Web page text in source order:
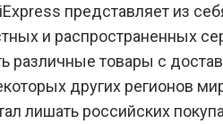
в бешенстве.
новые
условия
представляет из
и распространенных
различные товары с
других регионов
лишать российских